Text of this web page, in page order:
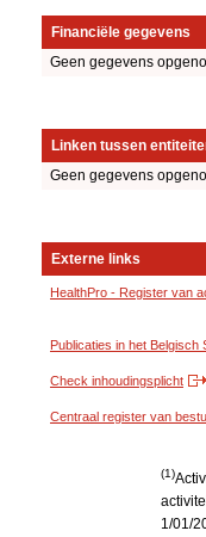
Financiële gegevens
Geen gegevens
Linken tussen
Geen gegevens
Externe links
HealthPro - Register van
Publicaties in het Belgisch
Check inhoudingsplicht
Centraal register van
(1)
1/01/